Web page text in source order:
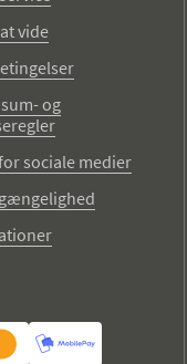
vide
og
sociale medier